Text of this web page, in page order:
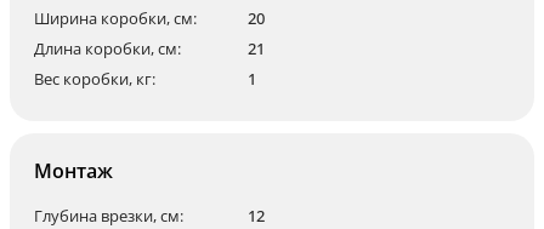
Ширина коробки, см:
20
Длина коробки, см:
21
Вес коробки, кг:
1
Монтаж
Глубина врезки, см:
12